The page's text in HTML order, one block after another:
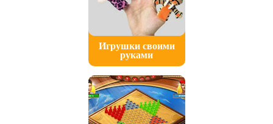
Игрушки своими
руками